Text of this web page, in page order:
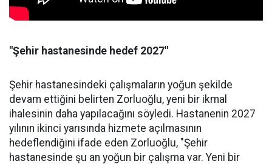
"Şehir hastanesinde hedef 2027"
Şehir hastanesindeki çalışmaların yoğun şekilde
devam ettiğini belirten Zorluoğlu, yeni bir ikmal
ihalesinin daha yapılacağını söyledi. Hastanenin 2027
yılının ikinci yarısında hizmete açılmasının
hedeflendiğini ifade eden Zorluoğlu, "Şehir
hastanesinde şu an yoğun bir çalışma var. Yeni bir